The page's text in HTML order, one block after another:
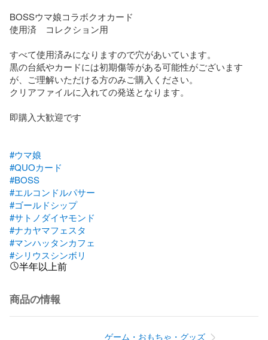
BOSSウマ娘コラボクオカード
使用済　コレクション用
すべて使用済みになりますので穴があいています。
黒の台紙やカードには初期傷等がある可能性がございます
が、ご理解いただける方のみご購入ください。
クリアファイルに入れての発送となります。
即購入大歓迎です
#ウマ娘
#QUOカード
#BOSS
#エルコンドルパサー
#ゴールドシップ
#サトノダイヤモンド
#ナカヤマフェスタ
#マンハッタンカフェ
#シリウスシンボリ
半年以上前
商品の情報
ゲーム・おもちゃ・グッズ